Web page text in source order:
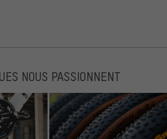
NOUS PASSIONNENT